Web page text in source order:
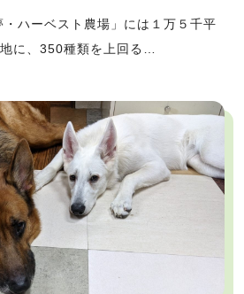
ハーベスト農場」には１万５千平
に、350種類を上回る…